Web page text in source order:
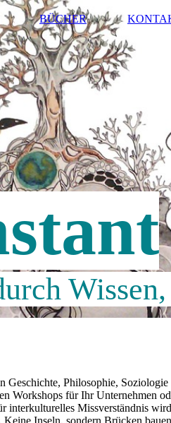
BÜCHER
Geschichte, Philosophie,
Workshops für Ihr Unternehmen
interkulturelles Missverständnis